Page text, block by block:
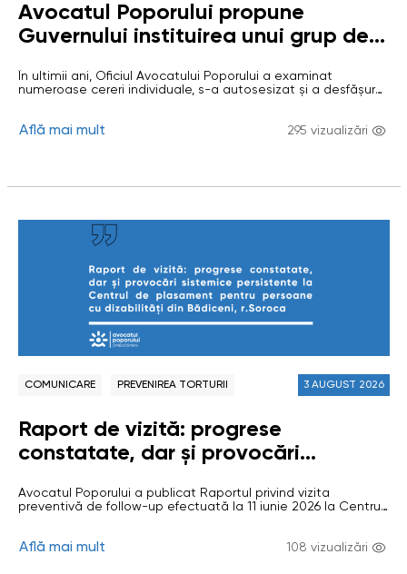
Avocatul Poporului propune
Guvernului instituirea unui grup de
drepturilor omului
În ultimii ani, Oficiul Avocatului Poporului a examinat
numeroase cereri individuale, s-a autosesizat și a desfășurat
caracter econimic), precum și insuficiența mecanismelor de
Află mai mult 295 vizualizări
COMUNICARE PREVENIREA TORTURII 3 AUGUST 2026
Raport de vizită: progrese
constatate, dar și provocări
plasament pentru persoane cu
Avocatul Poporului a publicat Raportul privind vizita
preventivă de follow-up efectuată la 11 iunie 2026 la Centrul
avut drept scop evaluarea respectării drepturilor
Află mai mult 108 vizualizări